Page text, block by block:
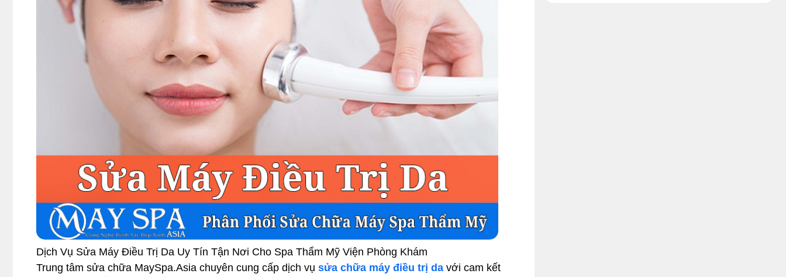
Dịch Vụ Sửa Máy Điều Trị Da Uy Tín Tận Nơi Cho Spa Thẩm Mỹ Viện Phòng Khám
Trung tâm sửa chữa MaySpa.Asia chuyên cung cấp dịch vụ sửa chữa máy điều trị da với cam kết